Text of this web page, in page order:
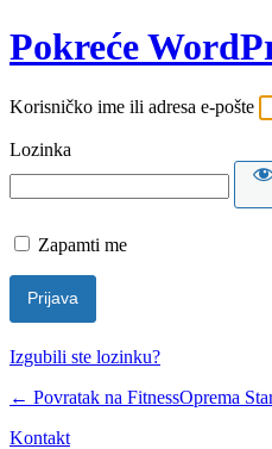
Pokreće
Korisničko ime ili adresa e-pošte
Lozinka
Zapamti me
Izgubili ste lozinku?
← Povratak na FitnessOprema
Kontakt